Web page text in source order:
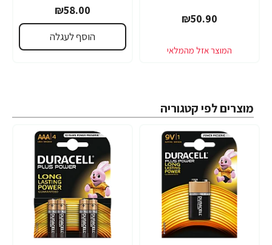
₪50.90
₪58.00
הוסף לעגלה
מוצרים לפי קטגוריה